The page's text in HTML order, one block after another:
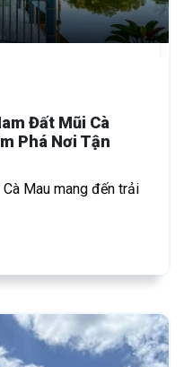
Đất Mũi Cà
Phá Nơi Tận
Mau mang đến trải